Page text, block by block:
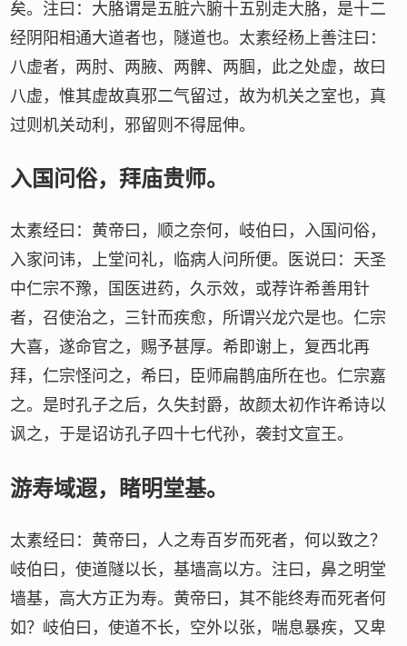
矣。注曰：大胳谓是五脏六腑十五别走大胳，是十二
经阴阳相通大道者也，隧道也。太素经杨上善注曰：
八虚者，两肘、两腋、两髀、两腘，此之处虚，故曰
八虚，惟其虚故真邪二气留过，故为机关之室也，真
过则机关动利，邪留则不得屈伸。
入国问俗，拜庙贵师。
太素经曰：黄帝曰，顺之奈何，岐伯曰，入国问俗，
入家问讳，上堂问礼，临病人问所便。医说曰：天圣
中仁宗不豫，国医进药，久示效，或荐许希善用针
者，召使治之，三针而疾愈，所谓兴龙穴是也。仁宗
大喜，遂命官之，赐予甚厚。希即谢上，复西北再
拜，仁宗怪问之，希曰，臣师扁鹊庙所在也。仁宗嘉
之。是时孔子之后，久失封爵，故颜太初作许希诗以
讽之，于是诏访孔子四十七代孙，袭封文宣王。
游寿域遐，睹明堂基。
太素经曰：黄帝曰，人之寿百岁而死者，何以致之？
岐伯曰，使道隧以长，基墙高以方。注曰，鼻之明堂
墙基，高大方正为寿。黄帝曰，其不能终寿而死者何
如？岐伯曰，使道不长，空外以张，喘息暴疾，又卑